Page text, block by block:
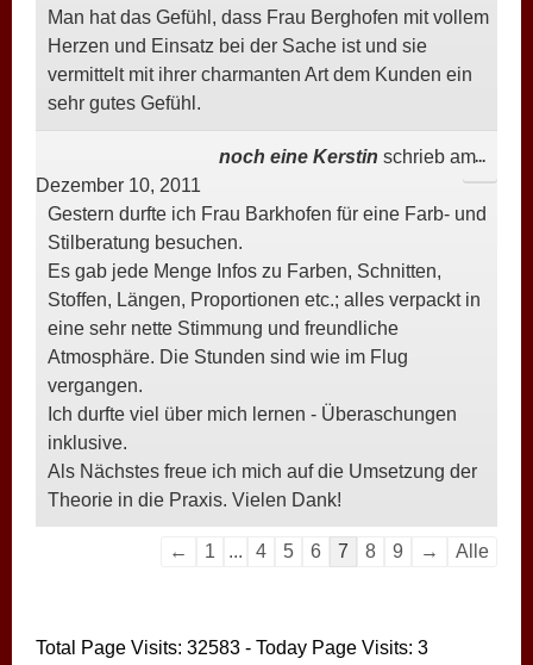
Man hat das Gefühl, dass Frau Berghofen mit vollem
Herzen und Einsatz bei der Sache ist und sie
vermittelt mit ihrer charmanten Art dem Kunden ein
sehr gutes Gefühl.
noch eine Kerstin schrieb am
Dezember 10, 2011
Gestern durfte ich Frau Barkhofen für eine Farb- und
Stilberatung besuchen.
Es gab jede Menge Infos zu Farben, Schnitten,
Stoffen, Längen, Proportionen etc.; alles verpackt in
eine sehr nette Stimmung und freundliche
Atmosphäre. Die Stunden sind wie im Flug
vergangen.
Ich durfte viel über mich lernen - Überaschungen
inklusive.
Als Nächstes freue ich mich auf die Umsetzung der
Theorie in die Praxis. Vielen Dank!
...DIESE
EIN-/
Navigation
← 1 ... 4 5 6 7 8 9 → Alle
Total Page Visits: 32583 - Today Page Visits: 3